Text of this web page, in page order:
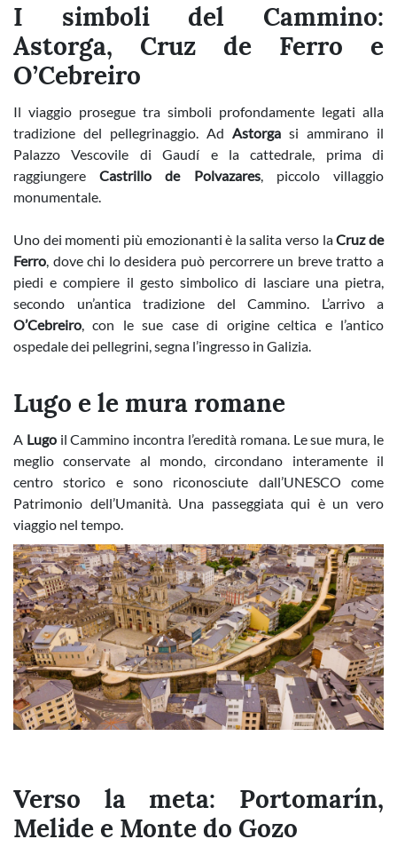
I simboli del Cammino:
Astorga, Cruz de Ferro e
O’Cebreiro
Il viaggio prosegue tra simboli profondamente legati alla
tradizione del pellegrinaggio. Ad Astorga si ammirano il
Palazzo Vescovile di Gaudí e la cattedrale, prima di
raggiungereCastrillo de Polvazares, piccolo villaggio
monumentale.
Uno dei momenti più emozionanti è la salita verso laCruz de
Ferro, dove chi lo desidera può percorrere un breve tratto a
piedi e compiere il gesto simbolico di lasciare una pietra,
secondo un’antica tradizione del Cammino. L’arrivo a
O’Cebreiro, con le sue case di origine celtica e l’antico
ospedale dei pellegrini, segna l’ingresso in Galizia.
Lugo e le mura romane
A Lugo il Cammino incontra l’eredità romana. Le sue mura, le
meglio conservate al mondo, circondano interamente il
centro storico e sono riconosciute dall’UNESCO come
Patrimonio dell’Umanità. Una passeggiata qui è un vero
viaggio nel tempo.
Verso la meta: Portomarín,
Melide e Monte do Gozo